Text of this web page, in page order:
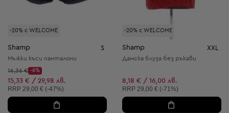
-20% с WELCOME
Shamp S
Мъжки къси панталони
Начална цена:
16,36 €
Discount Price:
-6%
Намалена цена:
15,33 € / 29,98 лв.
Препоръчителна цена:
RRP 29,00 € (-47%)
-20% с WELCOME
Shamp XXL
Дамска блуза без ръкави
8,18 € / 16,00 лв.
Препоръчителна цена:
RRP 29,00 € (-71%)